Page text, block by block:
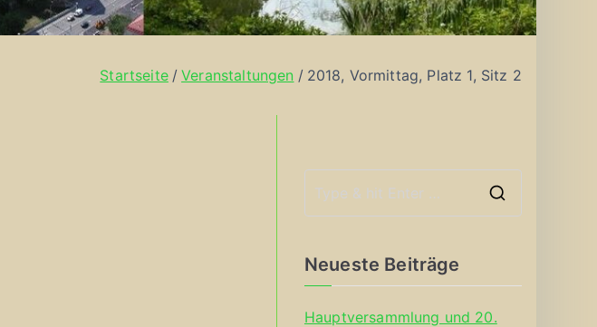
Startseite Veranstaltungen 2018, Vormittag, Platz 1, Sitz 2
Neueste Beiträge
Hauptversammlung und 20.